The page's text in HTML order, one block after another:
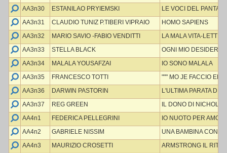
AA3n30
ESTANILAO PRYIEMSKI
LE VOCI DEL
AA3n31
CLAUDIO TUNIZ P.TIBERI VIPRAIO
HOMO SAPIENS
AA3n32
MARIO SAVIO -FABIO VENDITTI
LA MALA VITA-
AA3n33
STELLA BLACK
OGNI MIO
AA3n34
MALALA YOUSAFZAI
IO SONO MALALA
AA3n35
FRANCESCO TOTTI
""" MO JE FACCIO ER
AA3n36
DARWIN PASTORIN
L'ULTIMA PARATA DI
AA3n37
REG GREEN
IL DONO DI
AA4n1
FEDERICA PELLEGRINI
IO NUOTO PER
AA4n2
GABRIELE NISSIM
UNA BAMBINA
AA4n3
MAURIZIO CROSETTI
ARMSTRONG IL